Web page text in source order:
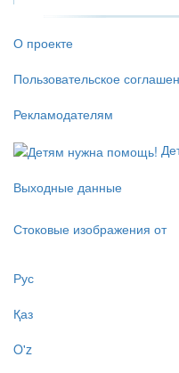
О проекте
Пользовательское
Рекламодателям
Выходные данные
Стоковые изображения от
Рус
Қаз
O'z